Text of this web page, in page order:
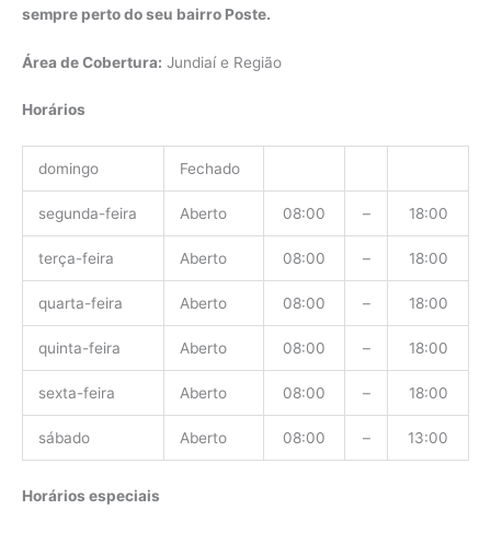
sempre perto do seu bairro Poste.
Área de Cobertura: Jundiaí e Região
Horários
domingo Fechado
segunda-feira Aberto 08:00 – 18:00
terça-feira Aberto 08:00 – 18:00
quarta-feira Aberto 08:00 – 18:00
quinta-feira Aberto 08:00 – 18:00
sexta-feira Aberto 08:00 – 18:00
sábado Aberto 08:00 – 13:00
Horários especiais